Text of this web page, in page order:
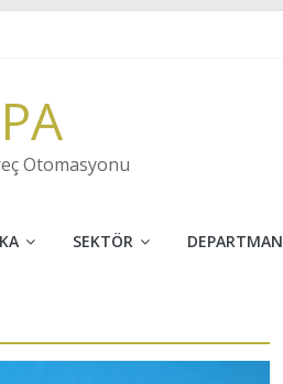
Otomasyonu
SEKTÖR DEPARTMAN